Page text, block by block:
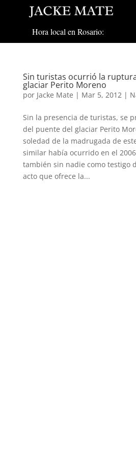
Hora local en Rosario:
Sin turistas ocurrió la
glaciar Perito Moreno
por Jacke Mate | Mar 5, 2012 |
Sin la presencia de turistas, se
del puente del glaciar Perito
soledad de la madrugada de
similar había ocurrido en el
también sin nadie como testigo
acto que ofrece la...